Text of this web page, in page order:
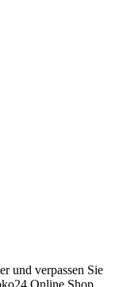
und verpassen Sie
Online Shop.